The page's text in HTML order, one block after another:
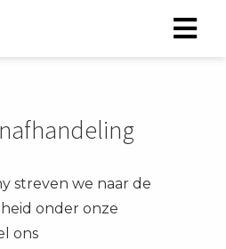
streven we naar de
onder onze
ons